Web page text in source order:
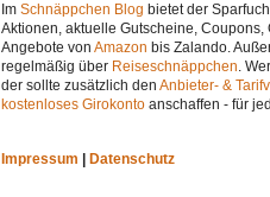
Im Schnäppchen Blog bietet der
Aktionen, aktuelle Gutscheine,
Angebote von Amazon bis Zalando.
regelmäßig über Reiseschnäppchen.
der sollte zusätzlich den Anbieter- &
kostenloses Girokonto anschaffen - für
Impressum Datenschutz